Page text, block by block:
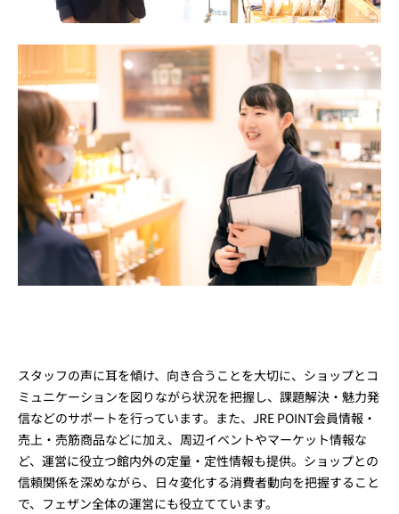
スタッフの声に耳を傾け、向き合うことを大切に、ショップとコ
ミュニケーションを図りながら状況を把握し、課題解決・魅力発
信などのサポートを行っています。また、JRE POINT会員情報・
売上・売筋商品などに加え、周辺イベントやマーケット情報な
ど、運営に役立つ館内外の定量・定性情報も提供。ショップとの
信頼関係を深めながら、日々変化する消費者動向を把握すること
で、フェザン全体の運営にも役立てています。